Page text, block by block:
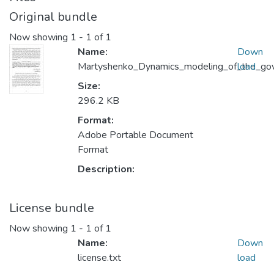
Original bundle
Now showing 1 - 1 of 1
Name:
Size:
296.2 KB
Format:
Adobe Portable Document
Format
Description:
Down
load
License bundle
Now showing 1 - 1 of 1
Name:
license.txt
Down
load